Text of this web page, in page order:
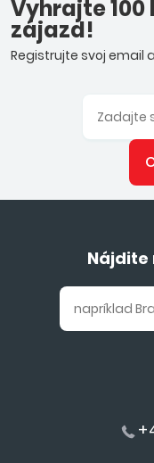
Vyhrajte 100
zájazd!
Registrujte svoj email
Nájdite